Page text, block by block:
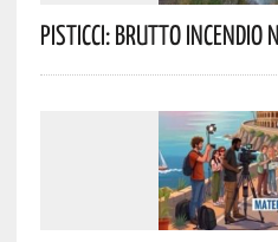
Pisticci: Brutto Incendio